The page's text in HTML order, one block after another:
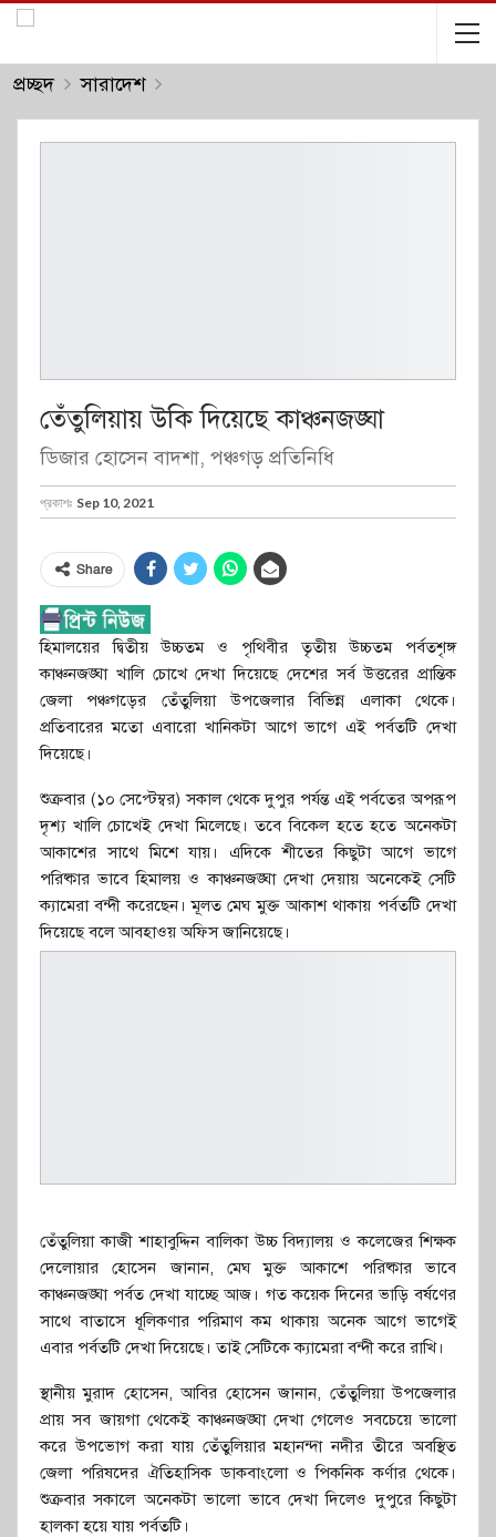
প্রচ্ছদ সারাদেশ
তেঁতুলিয়ায় উকি দিয়েছে কাঞ্চনজঙ্ঘা
ডিজার হোসেন বাদশা, পঞ্চগড় প্রতিনিধি
প্রকাশঃ Sep 10, 2021
Share
হিমালয়ের দ্বিতীয় উচ্চতম ও পৃথিবীর তৃতীয় উচ্চতম পর্বতশৃঙ্গ
কাঞ্চনজঙ্ঘা খালি চোখে দেখা দিয়েছে দেশের সর্ব উত্তরের প্রান্তিক
জেলা পঞ্চগড়ের তেঁতুলিয়া উপজেলার বিভিন্ন এলাকা থেকে।
প্রতিবারের মতো এবারো খানিকটা আগে ভাগে এই পর্বতটি দেখা
দিয়েছে।
শুক্রবার (১০ সেপ্টেম্বর) সকাল থেকে দুপুর পর্যন্ত এই পর্বতের অপরূপ
দৃশ্য খালি চোখেই দেখা মিলেছে। তবে বিকেল হতে হতে অনেকটা
আকাশের সাথে মিশে যায়। এদিকে শীতের কিছুটা আগে ভাগে
পরিষ্কার ভাবে হিমালয় ও কাঞ্চনজঙ্ঘা দেখা দেয়ায় অনেকেই সেটি
ক্যামেরা বন্দী করেছেন। মূলত মেঘ মুক্ত আকাশ থাকায় পর্বতটি দেখা
দিয়েছে বলে আবহাওয় অফিস জানিয়েছে।
তেঁতুলিয়া কাজী শাহাবুদ্দিন বালিকা উচ্চ বিদ্যালয় ও কলেজের শিক্ষক
দেলোয়ার হোসেন জানান, মেঘ মুক্ত আকাশে পরিষ্কার ভাবে
কাঞ্চনজঙ্ঘা পর্বত দেখা যাচ্ছে আজ। গত কয়েক দিনের ভাড়ি বর্ষণের
সাথে বাতাসে ধূলিকণার পরিমাণ কম থাকায় অনেক আগে ভাগেই
এবার পর্বতটি দেখা দিয়েছে। তাই সেটিকে ক্যামেরা বন্দী করে রাখি।
স্থানীয় মুরাদ হোসেন, আবির হোসেন জানান, তেঁতুলিয়া উপজেলার
প্রায় সব জায়গা থেকেই কাঞ্চনজঙ্ঘা দেখা গেলেও সবচেয়ে ভালো
করে উপভোগ করা যায় তেঁতুলিয়ার মহানন্দা নদীর তীরে অবস্থিত
জেলা পরিষদের ঐতিহাসিক ডাকবাংলো ও পিকনিক কর্ণার থেকে।
শুক্রবার সকালে অনেকটা ভালো ভাবে দেখা দিলেও দুপুরে কিছুটা
হালকা হয়ে যায় পর্বতটি।